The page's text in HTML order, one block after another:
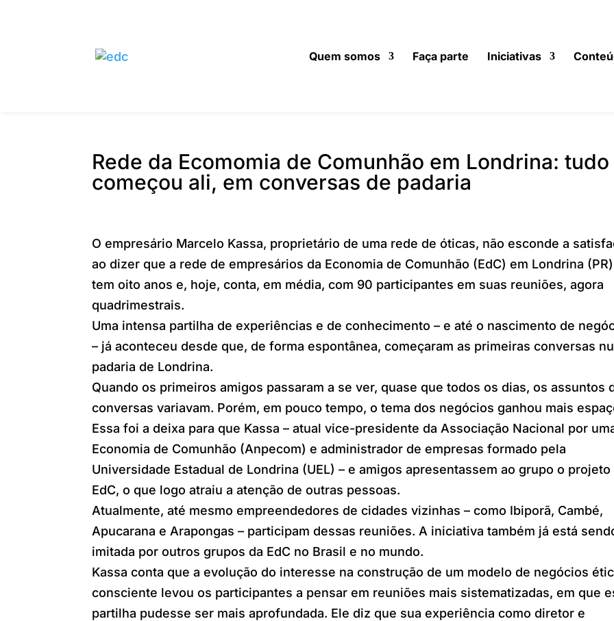
Quem somos Faça parte Iniciativas
Rede da Ecomomia de Comunhão em Londrina: tudo
começou ali, em conversas de padaria
O empresário Marcelo Kassa, proprietário de uma rede de óticas, não esconde a
ao dizer que a rede de empresários da Economia de Comunhão (EdC) em Londrina
tem oito anos e, hoje, conta, em média, com 90 participantes em suas reuniões, agora
quadrimestrais.
Uma intensa partilha de experiências e de conhecimento – e até o nascimento de
– já aconteceu desde que, de forma espontânea, começaram as primeiras conversas
padaria de Londrina.
Quando os primeiros amigos passaram a se ver, quase que todos os dias, os assuntos
conversas variavam. Porém, em pouco tempo, o tema dos negócios ganhou mais
Essa foi a deixa para que Kassa – atual vice-presidente da Associação Nacional por
Economia de Comunhão (Anpecom) e administrador de empresas formado pela
Universidade Estadual de Londrina (UEL) – e amigos apresentassem ao grupo o projeto
EdC, o que logo atraiu a atenção de outras pessoas.
Atualmente, até mesmo empreendedores de cidades vizinhas – como Ibiporã, Cambé,
Apucarana e Arapongas – participam dessas reuniões. A iniciativa também já está
imitada por outros grupos da EdC no Brasil e no mundo.
Kassa conta que a evolução do interesse na construção de um modelo de negócios
consciente levou os participantes a pensar em reuniões mais sistematizadas, em que
partilha pudesse ser mais aprofundada. Ele diz que sua experiência como diretor e